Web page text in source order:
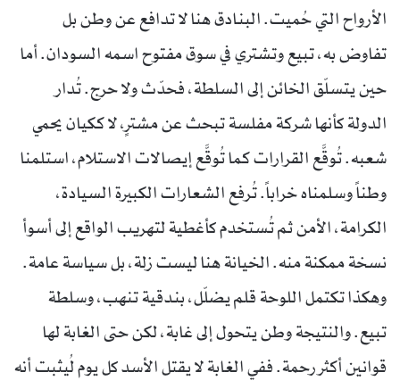
الأرواح التي حُميت. البنادق هنا لا تدافع عن وطن بل
تفاوض به، تبيع وتشتري في سوق مفتوح اسمه السودان. أما
حين يتسلّق الخائن إلى السلطة، فحدّث ولا حرج. تُدار
الدولة كأنها شركة مفلسة تبحث عن مشترٍ، لا ككيان يحمي
شعبه. تُوقَّع القرارات كما تُوقَّع إيصالات الاستلام، استلمنا
وطناً وسلمناه خراباً. تُرفع الشعارات الكبيرة السيادة،
الكرامة، الأمن ثم تُستخدم كأغطية لتهريب الواقع إلى أسوأ
نسخة ممكنة منه. الخيانة هنا ليست زلة، بل سياسة عامة.
وهكذا تكتمل اللوحة قلم يضلّل، بندقية تنهب، وسلطة
تبيع. والنتيجة وطن يتحول إلى غابة، لكن حتى الغابة لها
قوانين أكثر رحمة. ففي الغابة لا يقتل الأسد كل يوم لُيثبت أنه